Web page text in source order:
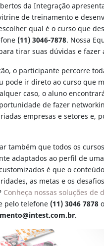
da Integração
de treinamento e
qual é o curso que
(11) 3046-7878. Nossa
tirar suas dúvidas e fazer
o participante percorre
pode ir direto ao curso que
caso, o aluno
de fazer
empresas e setores e,
também que todos os
adaptados ao perfil de
é que o
as metas e os
Conheça nossas soluções de
pelo telefone (11) 3046 7878
.